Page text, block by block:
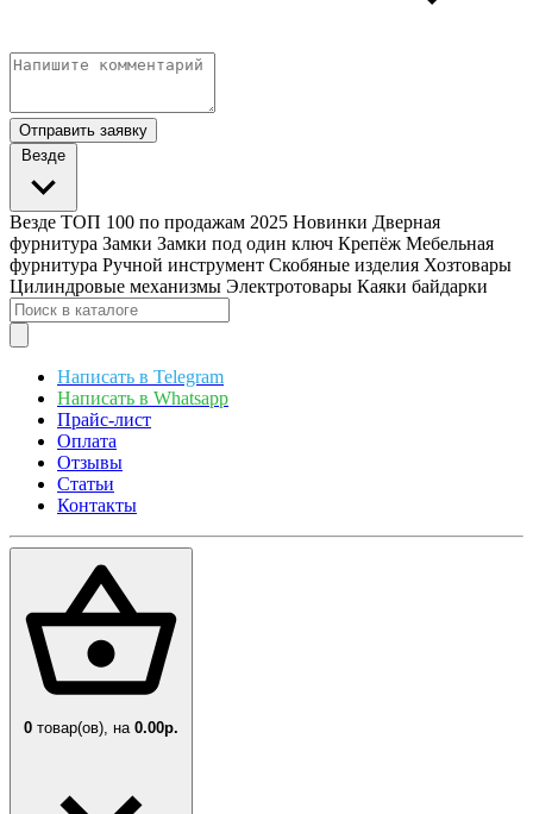
Отправить заявку
Везде
Везде ТОП 100 по продажам 2025 Новинки Дверная
фурнитура Замки Замки под один ключ Крепёж Мебельная
фурнитура Ручной инструмент Скобяные изделия Хозтовары
Цилиндровые механизмы Электротовары Каяки байдарки
Написать в Telegram
Написать в Whatsapp
Прайс-лист
Оплата
Отзывы
Статьи
Контакты
0 товар(ов), на 0.00р.